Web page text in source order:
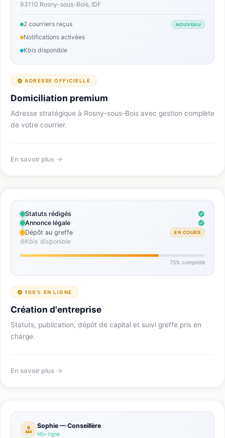
93110 Rosny-sous-Bois, IDF
2 courriers reçus NOUVEAU
Notifications activées
Kbis disponible
ADRESSE OFFICIELLE
Domiciliation premium
Adresse stratégique à Rosny-sous-Bois avec gestion complète
de votre courrier.
En savoir plus
Statuts rédigés
Annonce légale
Dépôt au greffe
EN COURS
Kbis disponible
75% complété
100% EN LIGNE
Création d'entreprise
Statuts, publication, dépôt de capital et suivi greffe pris en
charge.
En savoir plus
Sophie — Conseillère
En ligne